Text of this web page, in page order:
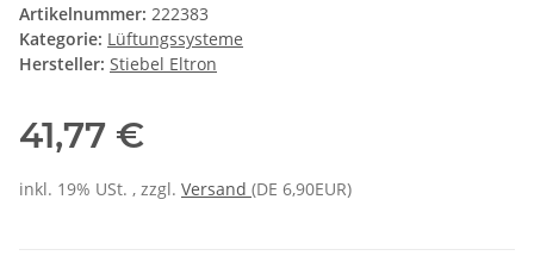
Artikelnummer: 222383
Kategorie: Lüftungssysteme
Hersteller: Stiebel Eltron
41,77 €
inkl. 19% USt. , zzgl. Versand (DE 6,90EUR)